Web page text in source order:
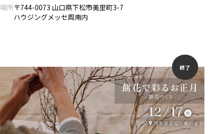
場所〒744-0073 山口県下松市美里町3-7
ハウジングメッセ周南内
終了